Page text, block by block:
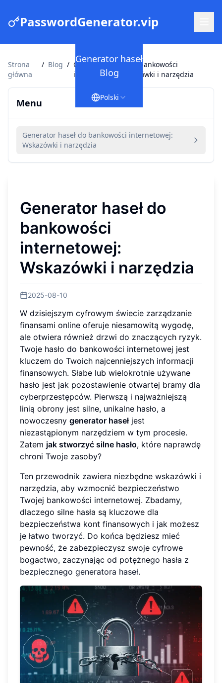
PasswordGenerator.vip
Generator haseł
Blog
Polski
Strona
główna
/ Blog / Generator haseł do bankowości
internetowej: Wskazówki i narzędzia
Menu
Generator haseł do bankowości internetowej:
Wskazówki i narzędzia
Generator haseł do
bankowości
internetowej:
Wskazówki i narzędzia
2025-08-10
W dzisiejszym cyfrowym świecie zarządzanie
finansami online oferuje niesamowitą wygodę,
ale otwiera również drzwi do znaczących ryzyk.
Twoje hasło do bankowości internetowej jest
kluczem do Twoich najcenniejszych informacji
finansowych. Słabe lub wielokrotnie używane
hasło jest jak pozostawienie otwartej bramy dla
cyberprzestępców. Pierwszą i najważniejszą
linią obrony jest silne, unikalne hasło, a
nowoczesny generator hasełjest
niezastąpionym narzędziem w tym procesie.
Zatem jak stworzyć silne hasło, które naprawdę
chroni Twoje zasoby?
Ten przewodnik zawiera niezbędne wskazówki i
narzędzia, aby wzmocnić bezpieczeństwo
Twojej bankowości internetowej. Zbadamy,
dlaczego silne hasła są kluczowe dla
bezpieczeństwa kont finansowych i jak możesz
je łatwo tworzyć. Do końca będziesz mieć
pewność, że zabezpieczysz swoje cyfrowe
bogactwo, zaczynając od potężnego hasła z
bezpiecznego generatora haseł.